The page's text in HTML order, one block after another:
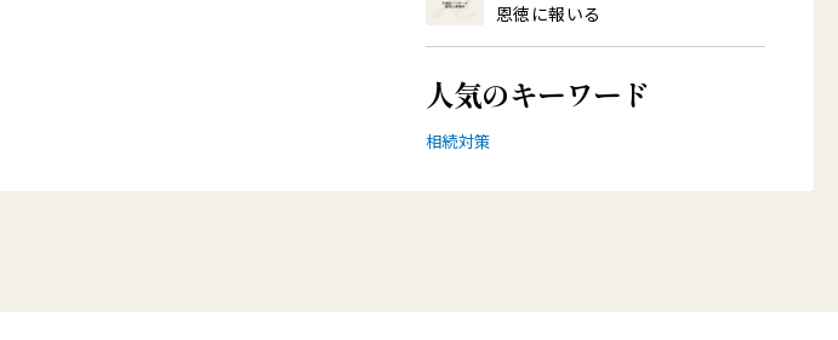
恩徳に報いる
人気のキーワード
相続対策